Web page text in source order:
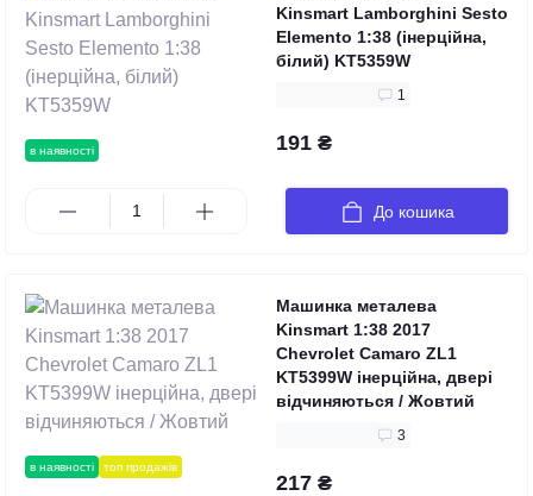
в наявності
Kinsmart Lamborghini Sesto
Elemento 1:38 (інерційна,
білий) KT5359W
1
191 ₴
До кошика
в наявності топ продажів
Машинка металева
Kinsmart 1:38 2017
Chevrolet Camaro ZL1
KT5399W інерційна, двері
відчиняються / Жовтий
3
217 ₴